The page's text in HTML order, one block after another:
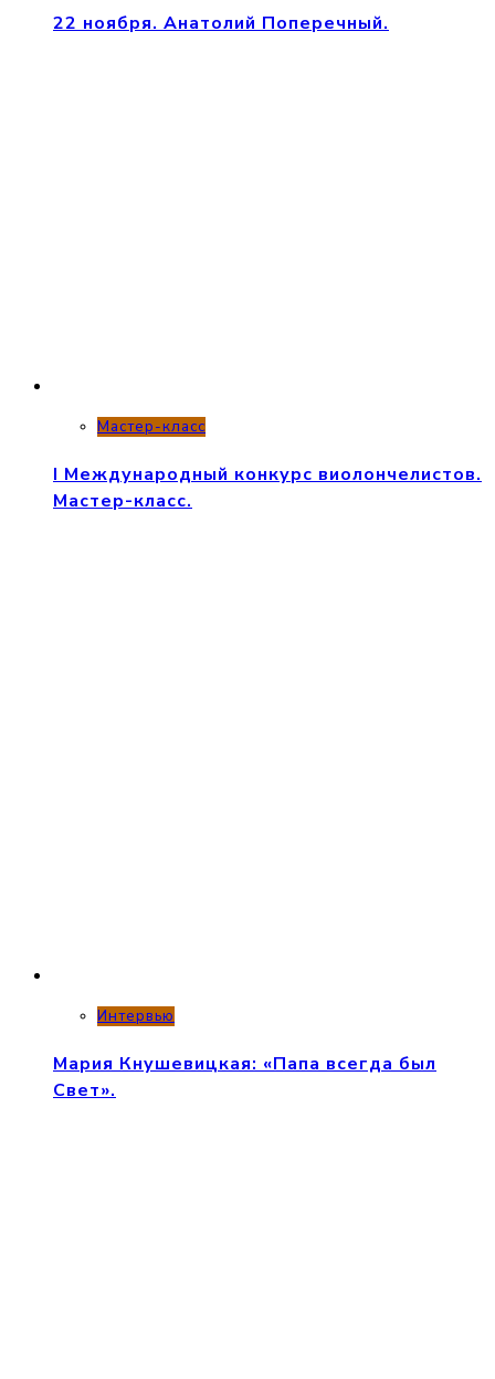
22 ноября. Анатолий Поперечный.
Мастер-класс
I Международный конкурс виолончелистов.
Мастер-класс.
Интервью
Мария Кнушевицкая: «Папа всегда был
Свет».